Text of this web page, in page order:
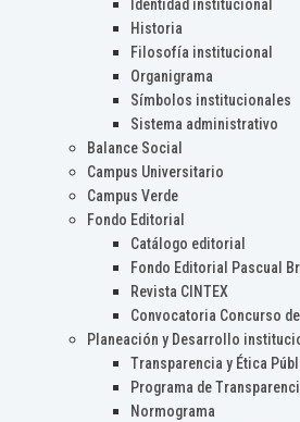
Identidad institucional
Historia
Filosofía institucional
Organigrama
Símbolos institucionales
Sistema administrativo
Balance Social
Campus Universitario
Campus Verde
Fondo Editorial
Catálogo editorial
Fondo Editorial Pascual
Revista CINTEX
Convocatoria Concurso
Planeación y Desarrollo
Transparencia y Ética
Programa de
Normograma